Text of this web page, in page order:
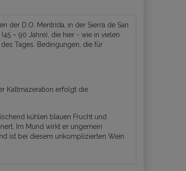
der D.O. Mentrida, in der Sierra de San
– 90 Jahre), die hier - wie in vielen
Tages. Bedingungen, die für
Kaltmazeration erfolgt die
kühlen blauen Frucht und
Im Mund wirkt er ungemein
ist bei diesem unkomplizierten Wein